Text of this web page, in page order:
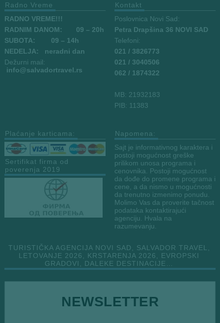
Radno Vreme
RADNO VREME!!!
RADNIM DANOM:
09 – 20h
SUBOTA: 09 – 14h
NEDELJA: neradni dan
Dežurni mail:
info@salvadortravel.rs
Kontakt
Poslovnica Novi Sad:
Petra Drapšina 36 NOVI SAD
Telefoni:
021 / 3826773
021 / 3040506
062 / 1874322
MB: 21932183
PIB: 11383
Plaćanje karticama:
Sertifikat firma od
poverenja 2019
Napomena:
Sajt je informativnog karaktera i
postoji mogućnost greške
prilikom unosa programa i
cenovnika. Postoji mogućnost
da dođe do promene programa i
cene, a da nismo u mogućnosti
da trenutno izmenimo ponudu.
Molimo Vas da proverite tačnost
podataka kontaktirajući
agenciju. Hvala na
razumevanju.
TURISTIČKA AGENCIJA NOVI SAD, SALVADOR TRAVEL,
LETOVANJE 2026, KRSTARENJA 2026, EVROPSKI
GRADOVI, DALEKE DESTINACIJE…
m
a
NEWSLETTER